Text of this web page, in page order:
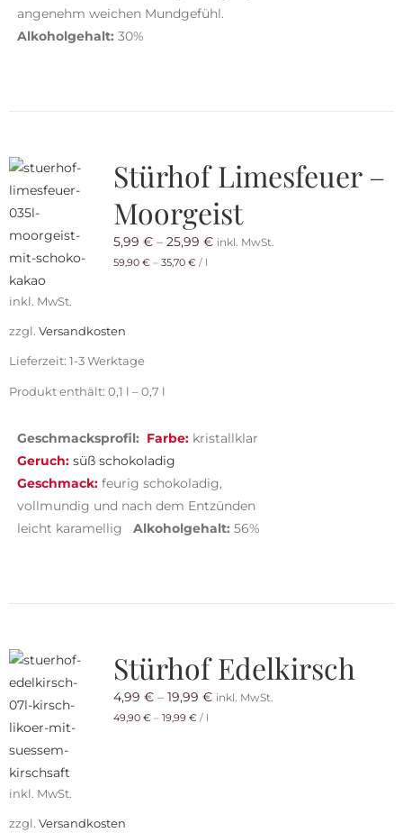
angenehm weichen Mundgefühl.
Alkoholgehalt: 30%
Stürhof Limesfeuer –
Moorgeist
5,99 €– 25,99 € inkl. MwSt.
59,90 €– 35,70 €/ l
inkl. MwSt.
zzgl. Versandkosten
Lieferzeit: 1-3 Werktage
Produkt enthält: 0,1 l – 0,7 l
Geschmacksprofil: Farbe: kristallklar
Geruch: süß schokoladig
Geschmack: feurig schokoladig,
vollmundig und nach dem Entzünden
leicht karamellig
Alkoholgehalt: 56%
Stürhof Edelkirsch
4,99 €– 19,99 € inkl. MwSt.
49,90 €– 19,99 €/ l
inkl. MwSt.
zzgl. Versandkosten